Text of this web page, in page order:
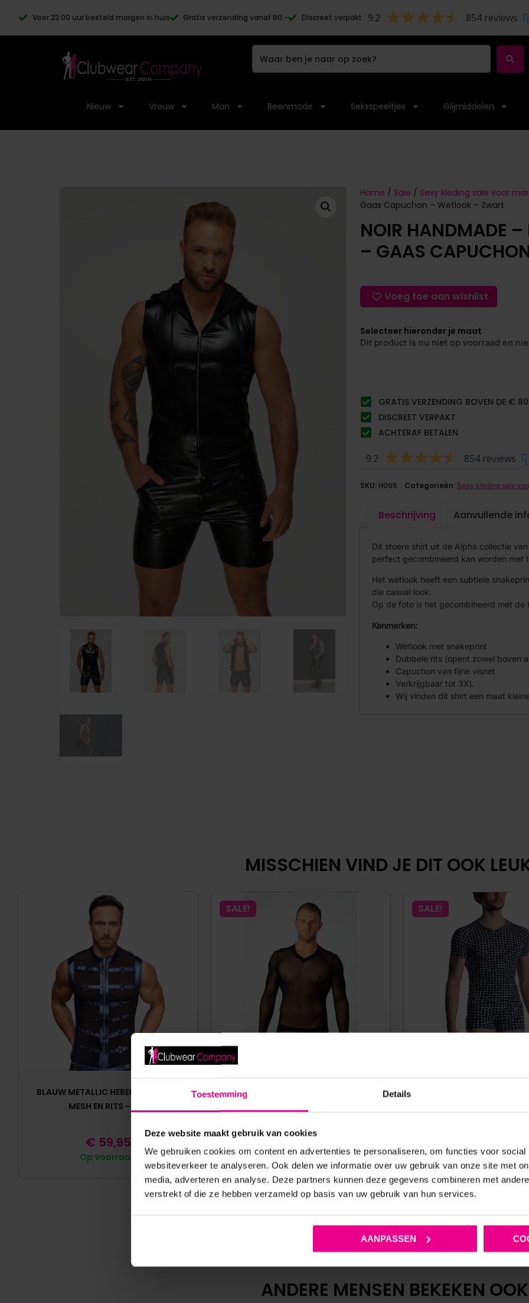
Toestemming Details
Deze website maakt gebruik van cookies
We gebruiken cookies om content en advertenties te personaliseren, om functies voor
websiteverkeer te analyseren. Ook delen we informatie over uw gebruik van onze site met
media, adverteren en analyse. Deze partners kunnen deze gegevens combineren met
verstrekt of die ze hebben verzameld op basis van uw gebruik van hun services.
AANPASSEN
Voor 23:00 uur besteld morgen in huis Gratis verzending vanaf 80,- Discreet verpakt 9.2 854 reviews
Nieuw Vrouw Man Beenmode Seksspeeltjes Glijmiddelen
Home / Sale / Sexy kleding sale voor
Gaas Capuchon – Wetlook – Zwart
NOIR HANDMADE
– GAAS
Voeg toe aan wishlist
Selecteer hieronder je maat
Dit product is nu niet op voorraad en
GRATIS VERZENDING BOVEN DE €
DISCREET VERPAKT
ACHTERAF BETALEN
9.2 854 reviews
SKU: H066 Categorieën: Sexy kleding sale
Beschrijving Aanvullende
Dit stoere shirt uit de Alpha collectie
perfect gecombineerd kan worden met
Het wetlook heeft een subtiele
die casual look.
Op de foto is het gecombineerd met
Kenmerken:
Wetlook met snakeprint
Dubbele rits (opent zowel boven
Capuchon van fijne visnet
Verkrijgbaar tot 3XL
Wij vinden dit shirt een maat
MISSCHIEN VIND JE DIT OOK
BLAUW METALLIC HEREN SHIRT MET
MESH EN RITS – NEK
Op voorraad
€ 59,95
SALE!
MESH SHIRT STYLAN MET V-HALS EN
Op voorraad
€39,95
SALE!
Op voorraad
ANDERE MENSEN BEKEKEN